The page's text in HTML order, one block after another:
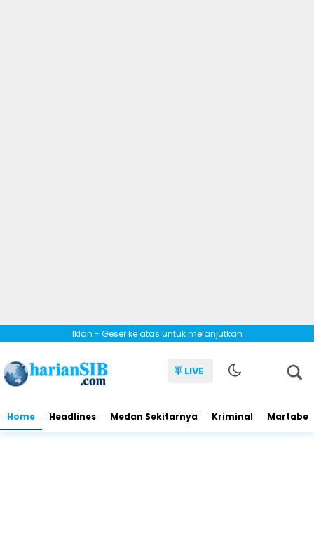
Iklan - Geser ke atas untuk melanjutkan
LIVE
Home Headlines Medan Sekitarnya Kriminal Martabe